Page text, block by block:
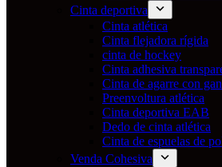
Cinta deportiva
Cinta atlética
Cinta flejadora rígida
cinta de hockey
Cinta adhesiva
Cinta de agarre con
Preenvoltura atlética
Cinta deportiva EAB
Dedo de cinta atlética
Cinta de espuelas de
Venda Cohesiva